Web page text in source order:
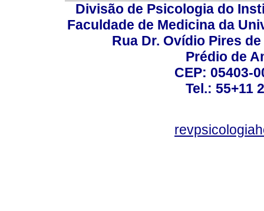
Divisão de Psicologia do
Faculdade de Medicina da
Rua Dr. Ovídio Pires
Prédio de
CEP: 05403-
Tel.: 55+11